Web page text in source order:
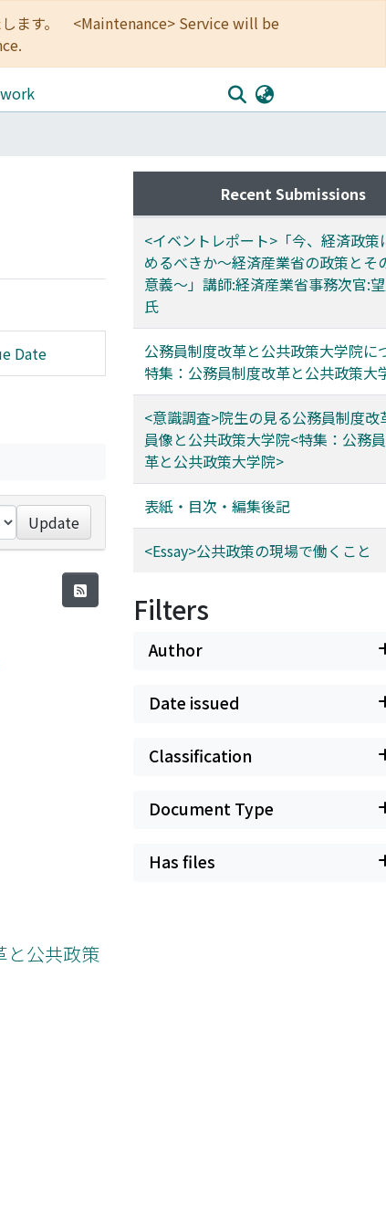
します。 <Maintenance> Service will be
Date
Update
と公共政策
Recent Submissions
<イベントレポート>「今、経済政策
めるべきか～経済産業省の政策とそ
意義～」講師:経済産業省事務次官:
氏
公務員制度改革と公共政策大学院に
特集：公務員制度改革と公共政策大
<意識調査>院生の見る公務員制度改
員像と公共政策大学院<特集：公務
革と公共政策大学院>
表紙・目次・編集後記
<Essay>公共政策の現場で働くこと
Filters
Author
Date issued
Classification
Document Type
Has files